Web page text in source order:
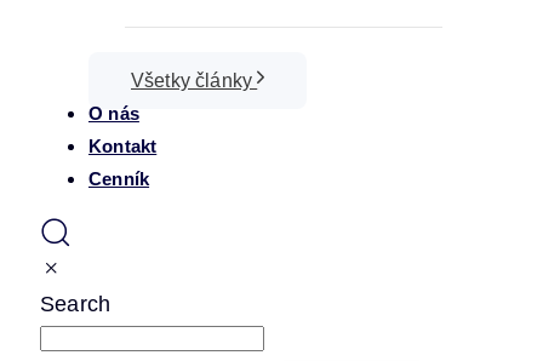
Všetky články
O nás
Kontakt
Cenník
Search